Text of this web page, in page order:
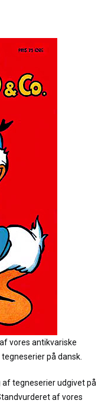
vores antikvariske
på dansk.
af tegneserier udgivet på
af vores